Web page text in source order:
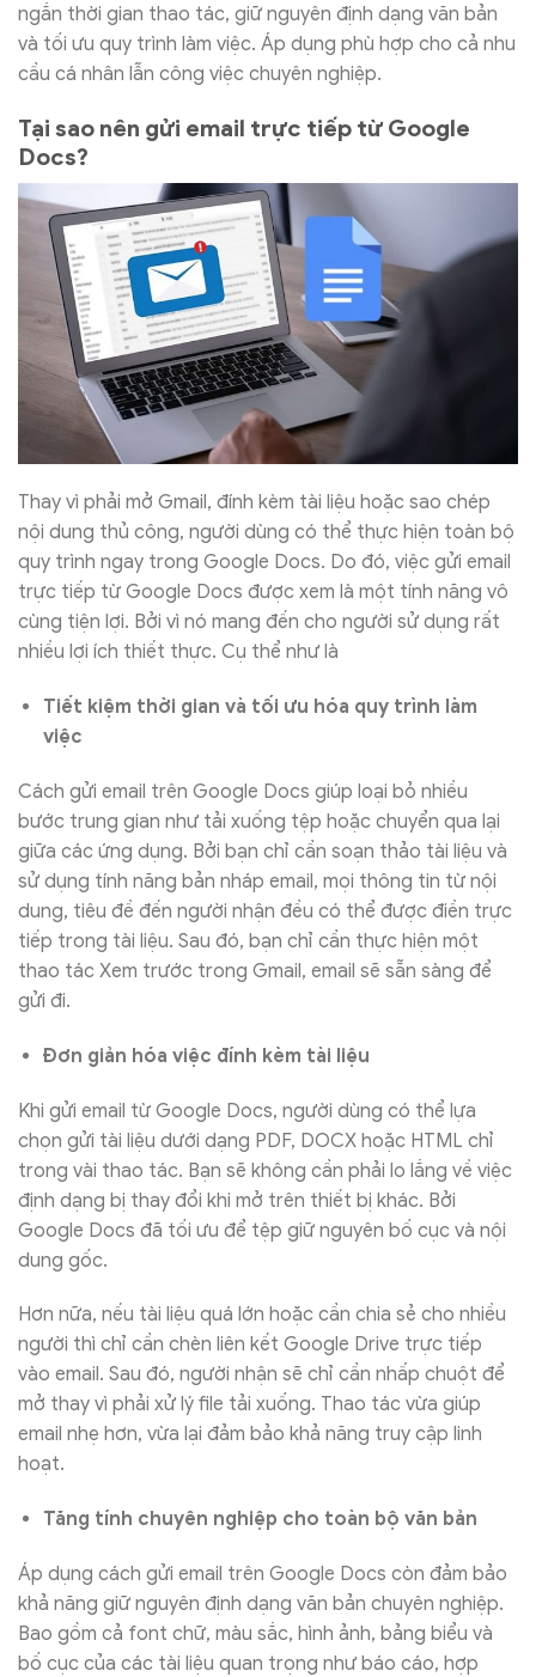
ngắn thời gian thao tác, giữ nguyên định dạng văn bản
và tối ưu quy trình làm việc. Áp dụng phù hợp cho cả nhu
cầu cá nhân lẫn công việc chuyên nghiệp.
Tại sao nên gửi email trực tiếp từ Google
Docs?
Thay vì phải mở Gmail, đính kèm tài liệu hoặc sao chép
nội dung thủ công, người dùng có thể thực hiện toàn bộ
quy trình ngay trong Google Docs. Do đó, việc gửi email
trực tiếp từ Google Docs được xem là một tính năng vô
cùng tiện lợi. Bởi vì nó mang đến cho người sử dụng rất
nhiều lợi ích thiết thực. Cụ thể như là
Tiết kiệm thời gian và tối ưu hóa quy trình làm
việc
Cách gửi email trên Google Docs giúp loại bỏ nhiều
bước trung gian như tải xuống tệp hoặc chuyển qua lại
giữa các ứng dụng. Bởi bạn chỉ cần soạn thảo tài liệu và
sử dụng tính năng bản nháp email, mọi thông tin từ nội
dung, tiêu đề đến người nhận đều có thể được điền trực
tiếp trong tài liệu. Sau đó, bạn chỉ cần thực hiện một
thao tác Xem trước trong Gmail, email sẽ sẵn sàng để
gửi đi.
Đơn giản hóa việc đính kèm tài liệu
Khi gửi email từ Google Docs, người dùng có thể lựa
chọn gửi tài liệu dưới dạng PDF, DOCX hoặc HTML chỉ
trong vài thao tác. Bạn sẽ không cần phải lo lắng về việc
định dạng bị thay đổi khi mở trên thiết bị khác. Bởi
Google Docs đã tối ưu để tệp giữ nguyên bố cục và nội
dung gốc.
Hơn nữa, nếu tài liệu quá lớn hoặc cần chia sẻ cho nhiều
người thì chỉ cần chèn liên kết Google Drive trực tiếp
vào email. Sau đó, người nhận sẽ chỉ cần nhấp chuột để
mở thay vì phải xử lý file tải xuống. Thao tác vừa giúp
email nhẹ hơn, vừa lại đảm bảo khả năng truy cập linh
hoạt.
Tăng tính chuyên nghiệp cho toàn bộ văn bản
Áp dụng cách gửi email trên Google Docs còn đảm bảo
khả năng giữ nguyên định dạng văn bản chuyên nghiệp.
Bao gồm cả font chữ, màu sắc, hình ảnh, bảng biểu và
bố cục của các tài liệu quan trọng như báo cáo, hợp